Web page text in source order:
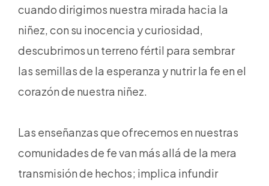
cuando dirigimos nuestra mirada hacia la
niñez, con su inocencia y curiosidad,
descubrimos un terreno fértil para sembrar
las semillas de la esperanza y nutrir la fe en el
corazón de nuestra niñez.
Las enseñanzas que ofrecemos en nuestras
comunidades de fe van más allá de la mera
transmisión de hechos; implica infundir